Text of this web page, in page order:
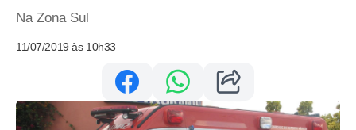
Na Zona Sul
11/07/2019 às 10h33